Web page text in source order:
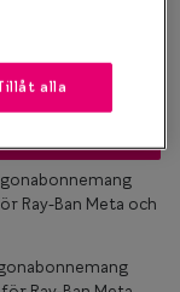
Ray-Ban Meta och
alla